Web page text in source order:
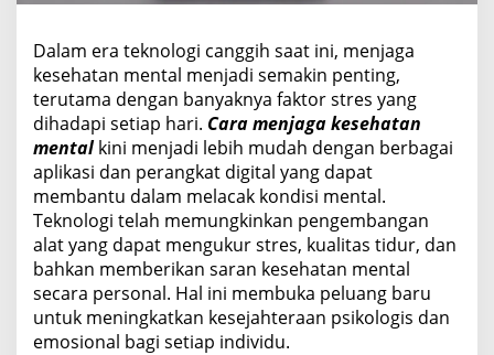
n
t
a
l
Dalam era teknologi canggih saat ini, menjaga
kesehatan mental menjadi semakin penting,
terutama dengan banyaknya faktor stres yang
dihadapi setiap hari. Cara menjaga kesehatan
mental kini menjadi lebih mudah dengan berbagai
aplikasi dan perangkat digital yang dapat
membantu dalam melacak kondisi mental.
Teknologi telah memungkinkan pengembangan
alat yang dapat mengukur stres, kualitas tidur, dan
bahkan memberikan saran kesehatan mental
secara personal. Hal ini membuka peluang baru
untuk meningkatkan kesejahteraan psikologis dan
emosional bagi setiap individu.